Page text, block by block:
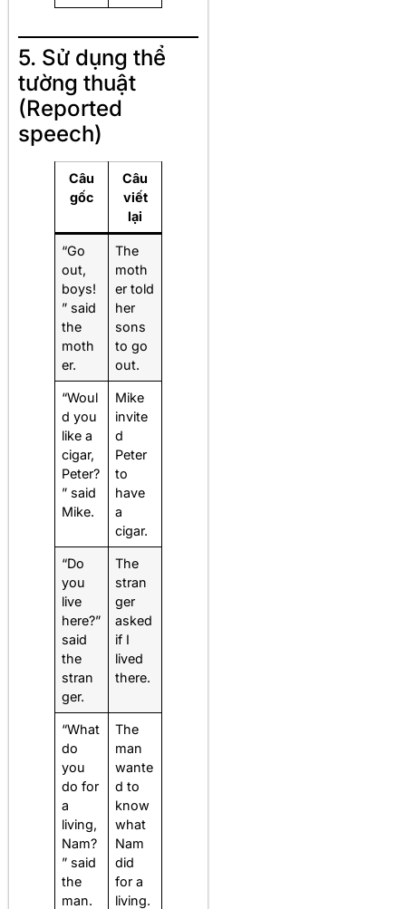
5. Sử dụng thể
tường thuật
(Reported
speech)
Câu
gốc
Câu
viết
lại
“Go
out,
boys!
” said
the
moth
er.
The
moth
er told
her
sons
to go
out.
“Woul
d you
like a
cigar,
Peter?
” said
Mike.
Mike
invite
d
Peter
to
have
a
cigar.
“Do
you
live
here?”
said
the
stran
ger.
The
stran
ger
asked
if I
lived
there.
“What
do
you
do for
a
living,
Nam?
” said
the
man.
The
man
wante
d to
know
what
Nam
did
for a
living.